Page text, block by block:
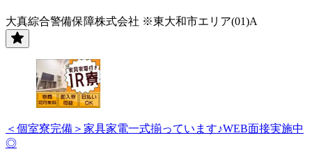
大真綜合警備保障株式会社 ※東大和市エリア(01)A
＜個室寮完備＞家具家電一式揃っています♪WEB面接実施中
◎